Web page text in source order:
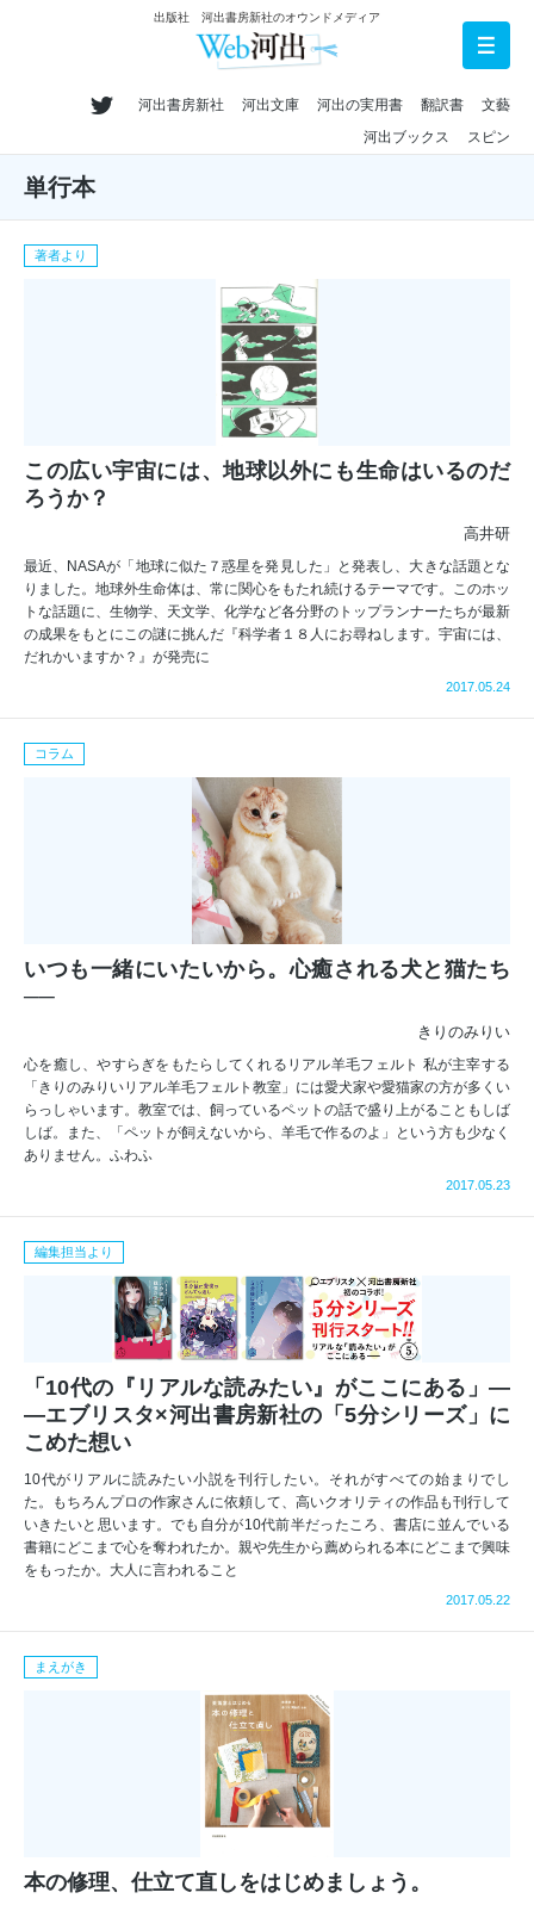
出版社 河出書房新社のオウンドメディア
河出書房新社 河出文庫 河出の実用書 翻訳書
文藝
河出ブックス
スピン
単行本
著者より
この広い宇宙には、地球以外にも生命はいるのだ
ろうか？
高井研
最近、NASAが「地球に似た７惑星を発見した」と発表し、大きな話題とな
りました。地球外生命体は、常に関心をもたれ続けるテーマです。このホッ
トな話題に、生物学、天文学、化学など各分野のトップランナーたちが最新
の成果をもとにこの謎に挑んだ『科学者１８人にお尋ねします。宇宙には、
だれかいますか？』が発売に
2017.05.24
コラム
いつも一緒にいたいから。心癒される犬と猫たち
──
きりのみりい
心を癒し、やすらぎをもたらしてくれるリアル羊毛フェルト 私が主宰する
「きりのみりいリアル羊毛フェルト教室」には愛犬家や愛猫家の方が多くい
らっしゃいます。教室では、飼っているペットの話で盛り上がることもしば
しば。また、「ペットが飼えないから、羊毛で作るのよ」という方も少なく
ありません。ふわふ
2017.05.23
編集担当より
「10代の『リアルな読みたい』がここにある」―
―エブリスタ×河出書房新社の「5分シリーズ」に
こめた想い
10代がリアルに読みたい小説を刊行したい。それがすべての始まりでし
た。もちろんプロの作家さんに依頼して、高いクオリティの作品も刊行して
いきたいと思います。でも自分が10代前半だったころ、書店に並んでいる
書籍にどこまで心を奪われたか。親や先生から薦められる本にどこまで興味
をもったか。大人に言われること
2017.05.22
まえがき
本の修理、仕立て直しをはじめましょう。